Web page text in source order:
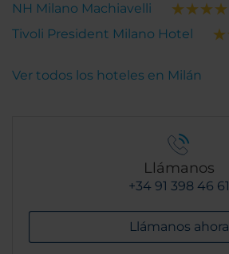
NH Milano Machiavelli
Tivoli President Milano Hotel
Ver todos los hoteles en Milán
Llámanos
+34 91 398 46 61
Llámanos ahora